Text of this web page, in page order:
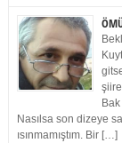
Nasılsa son dizeye
ısınmamıştım. Bir […]